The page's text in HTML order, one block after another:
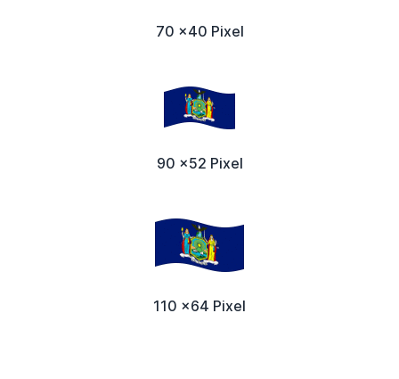
70 x40 Pixel
90 x52 Pixel
110 x64 Pixel